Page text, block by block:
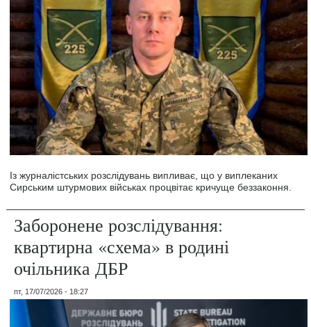
Із журналістських розслідувань випливає, що у виплеканих
Сирським штурмових військах процвітає кричуще беззаконня.
Заборонене розслідування:
квартирна «схема» в родині
очільника ДБР
пт, 17/07/2026 - 18:27